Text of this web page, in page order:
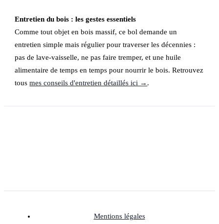
Entretien du bois : les gestes essentiels
Comme tout objet en bois massif, ce bol demande un
entretien simple mais régulier pour traverser les décennies :
pas de lave-vaisselle, ne pas faire tremper, et une huile
alimentaire de temps en temps pour nourrir le bois. Retrouvez
tousmes conseils d'entretien détaillés ici → .
Mentions légales